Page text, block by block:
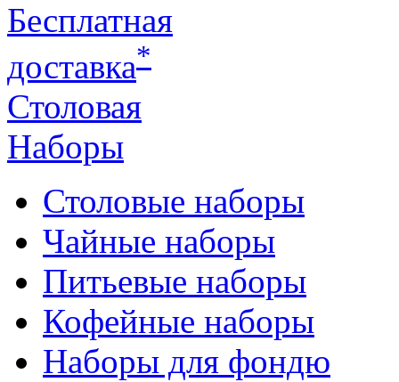
Бесплатная
доставка*
Столовая
Наборы
Столовые наборы
Чайные наборы
Питьевые наборы
Кофейные наборы
Наборы для фондю